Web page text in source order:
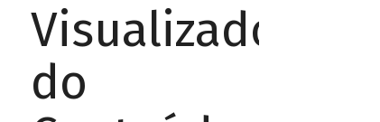
Visualizador
do